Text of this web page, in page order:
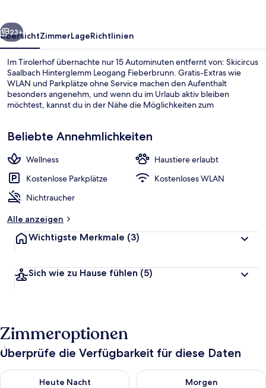
Fassade der Unterkunft – Abend/
Weiter
23+
ÜbersichtZimmerLageRichtlinien
Im Tirolerhof übernachte nur 15 Autominuten entfernt von: Skicircus
Saalbach Hinterglemm Leogang Fieberbrunn. Gratis-Extras wie
WLAN und Parkplätze ohne Service machen den Aufenthalt
besonders angenehm, und wenn du im Urlaub aktiv bleiben
möchtest, kannst du in der Nähe die Möglichkeiten zum
Beliebte Annehmlichkeiten
Wellness
Haustiere erlaubt
Kostenlose Parkplätze
Kostenloses WLAN
Nichtraucher
Alle anzeigen
Wichtigste Merkmale (3)
Sich wie zu Hause fühlen (5)
Zimmeroptionen
Überprüfe die Verfügbarkeit für diese Daten
Heute Nacht
Überprüfe die Verfügbarkeit für heute Nacht, Aug. 6 - Aug. 7.
Morgen
Überprüfe die Verfügbarkeit